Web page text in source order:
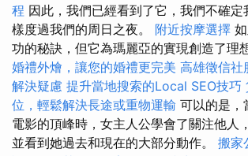
程 因此，我們已經看到了它，我們不確定
樣度過我們的周日之夜。 附近按摩選擇
功的秘訣，但它為瑪麗亞的實現創造了理
婚禮外燴，讓您的婚禮更完美 高雄徵信社
解決疑慮 提升當地搜索的Local SEO技巧
位，輕鬆解決長途或重物運輸 可以的是，
電影的頂峰時，女主人公學會了關注他人
並看到她過去和現在的大部分動作。 搬家